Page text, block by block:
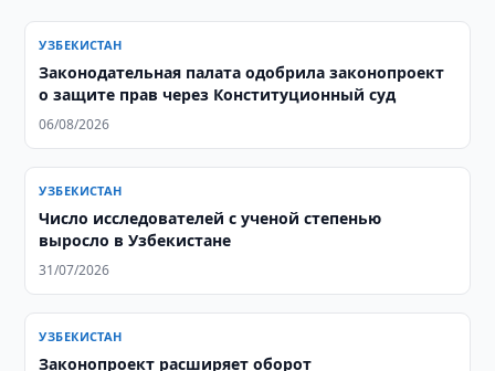
УЗБЕКИСТАН
Законодательная палата одобрила законопроект
о защите прав через Конституционный суд
06/08/2026
УЗБЕКИСТАН
Число исследователей с ученой степенью
выросло в Узбекистане
31/07/2026
УЗБЕКИСТАН
Законопроект расширяет оборот